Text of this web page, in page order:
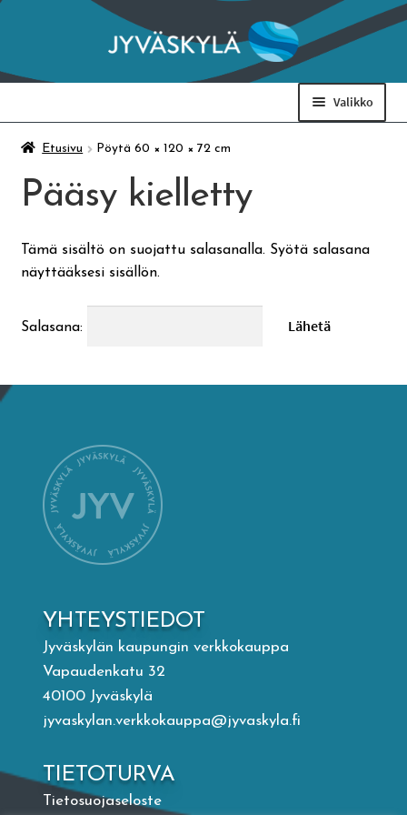
Siirry
navigointiin
Siirry
sisältöön
Valikko
Taidemuseo & Ratamo
Suomen käsityön museo
Skeittihalli
Taideapteekki
Kirjasto
Valon Kaupunki
Lasten Lysti & LystiKylä-festivaali
English
Etusivu Pöytä 60 × 120 × 72 cm
Pääsy kielletty
Tämä sisältö on suojattu salasanalla. Syötä salasana
näyttääksesi sisällön.
Salasana:
YHTEYSTIEDOT
Jyväskylän kaupungin verkkokauppa
Vapaudenkatu 32
40100 Jyväskylä
jyvaskylan.verkkokauppa@jyvaskyla.fi
TIETOTURVA
Tietosuojaseloste